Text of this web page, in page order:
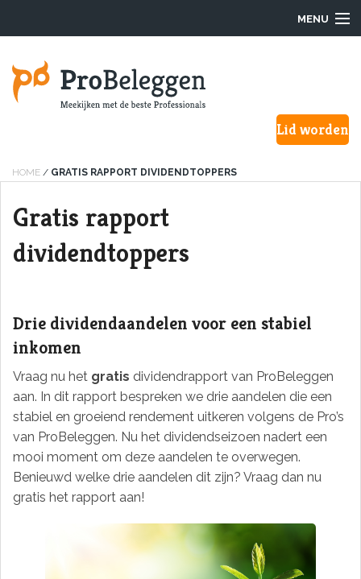
MENU
Hoe werkt het?
Onze Pro’s
Aanmelden
F.A.Q.
Lid worden
HOME / GRATIS RAPPORT DIVIDENDTOPPERS
Gratis rapport
dividendtoppers
Drie dividendaandelen voor een stabiel
inkomen
Vraag nu het gratis dividendrapport van ProBeleggen
aan. In dit rapport bespreken we drie aandelen die een
stabiel en groeiend rendement uitkeren volgens de Pro’s
van ProBeleggen. Nu het dividendseizoen nadert een
mooi moment om deze aandelen te overwegen.
Benieuwd welke drie aandelen dit zijn? Vraag dan nu
gratis het rapport aan!